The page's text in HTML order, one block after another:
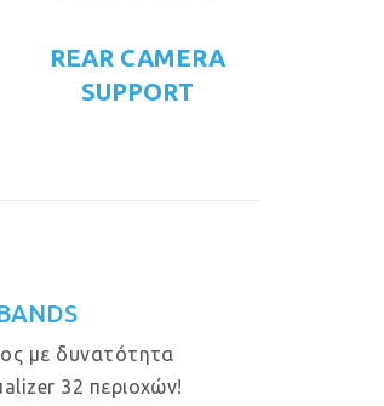
REAR CAMERA
SUPPORT
με δυνατότητα
32 περιοχών!